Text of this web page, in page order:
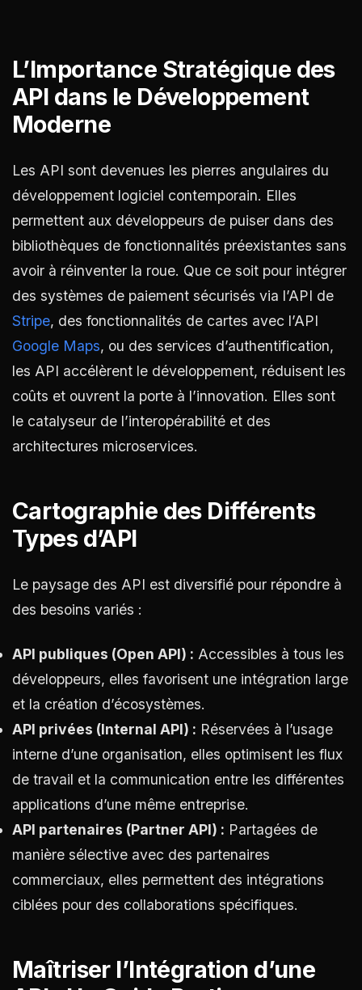
L’Importance Stratégique des
API dans le Développement
Moderne
Les API sont devenues les pierres angulaires du
développement logiciel contemporain. Elles
permettent aux développeurs de puiser dans des
bibliothèques de fonctionnalités préexistantes sans
avoir à réinventer la roue. Que ce soit pour intégrer
des systèmes de paiement sécurisés via l’API de
Stripe, des fonctionnalités de cartes avec l’API
Google Maps, ou des services d’authentification,
les API accélèrent le développement, réduisent les
coûts et ouvrent la porte à l’innovation. Elles sont
le catalyseur de l’interopérabilité et des
architectures microservices.
Cartographie des Différents
Types d’API
Le paysage des API est diversifié pour répondre à
des besoins variés :
API publiques (Open API) : Accessibles à tous les
développeurs, elles favorisent une intégration large
et la création d’écosystèmes.
API privées (Internal API) : Réservées à l’usage
interne d’une organisation, elles optimisent les flux
de travail et la communication entre les différentes
applications d’une même entreprise.
API partenaires (Partner API) : Partagées de
manière sélective avec des partenaires
commerciaux, elles permettent des intégrations
ciblées pour des collaborations spécifiques.
Maîtriser l’Intégration d’une